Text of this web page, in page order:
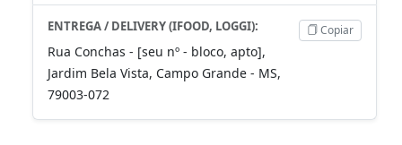
ENTREGA / DELIVERY (IFOOD, LOGGI):
Rua Conchas - [seu nº - bloco, apto],
Jardim Bela Vista, Campo Grande - MS,
79003-072
Copiar